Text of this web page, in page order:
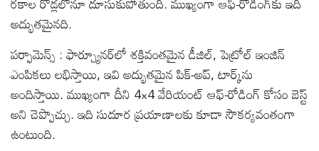
అద్భుతమైనది.
పర్ఫామెన్స్ : ఫార్చ్యూనర్‌లో శక్తివంతమైన డీజిల్, పెట్రోల్ ఇంజిన్
ఎంపికలు లభిస్తాయి, ఇవి అద్భుతమైన పిక్-అప్, టార్క్‌ను
అందిస్తాయి. ముఖ్యంగా దీని 4×4 వేరియంట్ ఆఫ్-రోడింగ్ కోసం బెస్ట్
అని చెప్పొచ్చు. ఇది సుదూర ప్రయాణాలకు కూడా సౌకర్యవంతంగా
ఉంటుంది.